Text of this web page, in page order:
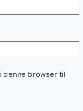
denne browser til